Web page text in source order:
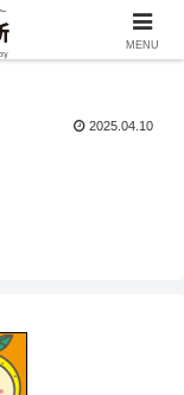
2025.04.10
MENU